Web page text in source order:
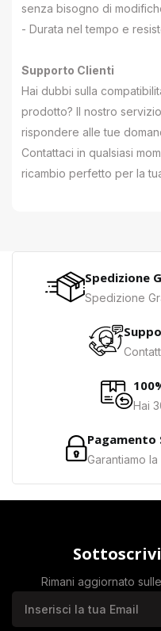
senza bisogno di
- Durata nel tempo e
Supporto Clienti
Hai dubbi sulla
prodotto? Il nostro
rispondere alle tue
Contattaci in qualsiasi
ricambio perfetto per la
Spedizione
Spedizione
Hai
Pagamento
Garantiamo
Sottoscrivi
Rimani aggiornato